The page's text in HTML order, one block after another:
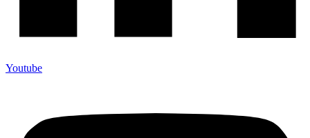
Youtube